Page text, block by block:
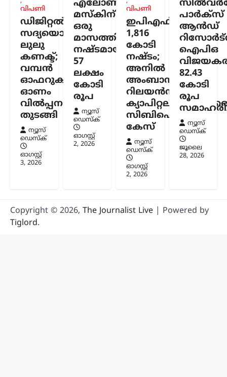
നിർബന്ധമല്ല: ധർമേന്ദ്ര
പ്രധാൻ
ന്യൂസ് ഡെസ്ക്
ഓഗസ്റ്റ്‌ 9, 2026
ഡൽഹിയിലെ വിദ്യാർത്ഥി സമരത്തെ
തുടർന്ന് കേന്ദ്ര വിദ്യാഭ്യാസമന്ത്രി സ്ഥാനം
രാജിവെച്ചതിനെക്കുറിച്ച്
വിശദീകരണവുമായി മുൻ കേന്ദ്രമന്ത്രി
ധർമ്മേന്ദ്ര പ്രധാൻ. രാജി പ്രഖ്യാപിച്ച് രണ്ട്
ആഴ്ചകൾക്ക് ശേഷമാണ് അദ്ദേഹം
വിഷയത്തിൽ…
വിപണി
ഡിജിറ്റൽ
സദ്യയൊരുക്കി
ലുലു
കണക്ട്;
വമ്പൻ
ഓഫറുകളുമായി
ഓണം
വിൽപ്പന
തുടങ്ങി
ന്യൂസ്
ഡെസ്ക്
ഓഗസ്റ്റ്‌
3, 2026
എലോൺ
മസ്കിന്
ഒരു
മാസത്തിനുള്ളിൽ
നഷ്ടമായത്
57
ലക്ഷം
കോടി
രൂപ
ന്യൂസ്
ഡെസ്ക്
ഓഗസ്റ്റ്‌
2, 2026
വിപണി
ഇപിഎഫ്ഒയ്ക്ക്
1,816
കോടി
നഷ്ടം;
അനിൽ
അംബാനിക്കും
റിലയൻസ്
സിബിഐ
കേസ്
ന്യൂസ്
ഡെസ്ക്
ഓഗസ്റ്റ്‌
2, 2026
പാർക്സ്
ആൻഡ്
ഐപിഒ
82.43
കോടി
രൂപ
ന്യൂസ്
ഡെസ്ക്
ജൂലൈ
28, 2026
Copyright © 2026, The Journalist Live | Powered by
Tiglord.